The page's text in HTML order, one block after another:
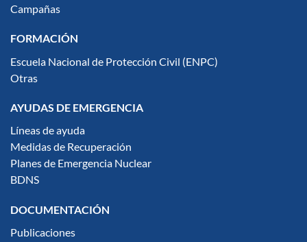
Campañas
FORMACIÓN
Escuela Nacional de Protección Civil (ENPC)
Otras
AYUDAS DE EMERGENCIA
Líneas de ayuda
Medidas de Recuperación
Planes de Emergencia Nuclear
BDNS
DOCUMENTACIÓN
Publicaciones